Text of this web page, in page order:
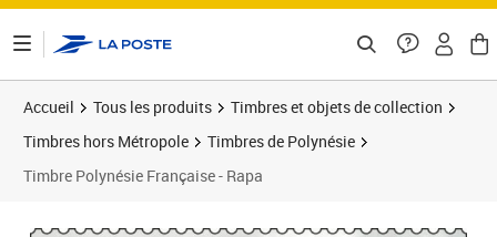
Accueil Tous les produits
Timbres et objets de collection
Timbres hors Métropole
Timbres de Polynésie
Timbre Polynésie Française - Rapa